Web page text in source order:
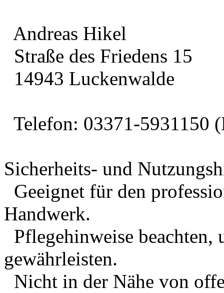
Andreas Hikel
Straße des Friedens 15
14943 Luckenwalde
Telefon: 03371-5931150
Sicherheits- und
Geeignet für den
Handwerk.
Pflegehinweise
gewährleisten.
Nicht in der Nähe von